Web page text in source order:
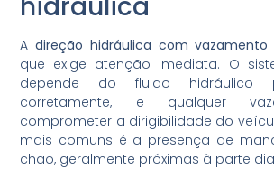
Adireção hidráulica com vazamento
que exige atenção imediata. O
depende do fluido hidráulico
corretamente, e qualquer
comprometer a dirigibilidade do
mais comuns é a presença de
chão, geralmente próximas à parte